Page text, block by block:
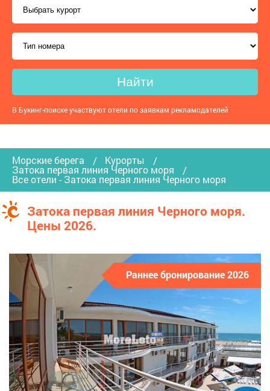
Найти
В Букинг-поиске участвуют отели по заявкам рекламодателей
Морские берега Курорты
Затока первая линия Черного моря
Все отели - Затока первая линия Черного моря
Затока первая линия Черного моря.
Цены 2026.
Раннее бронирование 2026